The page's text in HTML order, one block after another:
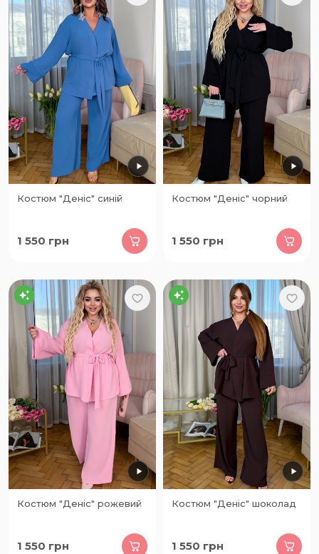
Костюм "Деніс" синій
1 550 грн
Костюм "Деніс" чорний
1 550 грн
Костюм "Деніс" рожевий
1 550 грн
Костюм "Деніс" шоколад
1 550 грн